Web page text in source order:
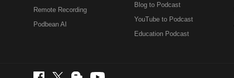
Remote Recording
Podbean AI
Blog to Podcast
YouTube to Podcast
Education Podcast